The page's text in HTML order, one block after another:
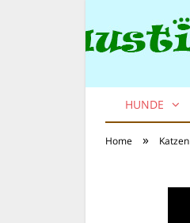
HUNDE
Home » Katzen